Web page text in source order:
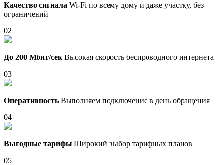
Качество сигнала Wi-Fi по всему дому и даже участку, без
ограничений
02
До 200 Мбит/сек Высокая скорость беспроводного интернета
03
Оперативность Выполняем подключение в день обращения
04
Выгодные тарифы Широкий выбор тарифных планов
05